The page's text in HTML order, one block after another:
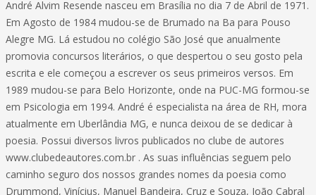
André Alvim Resende nasceu em Brasília no dia 7 de Abril de 1971.
Em Agosto de 1984 mudou-se de Brumado na Ba para Pouso
Alegre MG. Lá estudou no colégio São José que anualmente
promovia concursos literários, o que despertou o seu gosto pela
escrita e ele começou a escrever os seus primeiros versos. Em
1989 mudou-se para Belo Horizonte, onde na PUC-MG formou-se
em Psicologia em 1994. André é especialista na área de RH, mora
atualmente em Uberlândia MG, e nunca deixou de se dedicar à
poesia. Possui diversos livros publicados no clube de autores
www.clubedeautores.com.br . As suas influências seguem pelo
caminho seguro dos nossos grandes nomes da poesia como
Drummond, Vinícius, Manuel Bandeira, Cruz e Souza, João Cabral